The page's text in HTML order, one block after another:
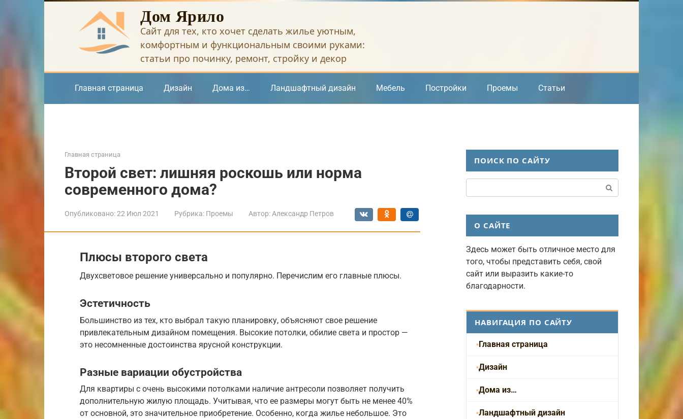
Дом Ярило
Сайт для тех, кто хочет сделать жилье уютным,
комфортным и функциональным своими руками:
статьи про починку, ремонт, стройку и декор
Главная страница Дизайн Дома из… Ландшафтный дизайн Мебель Постройки Проемы Статьи
Главная страница
Второй свет: лишняя роскошь или норма
современного дома?
Опубликовано:22 Июл 2021 Рубрика: Проемы Автор: Александр Петров
Плюсы второго света
Двухсветовое решение универсально и популярно. Перечислим его главные плюсы.
Эстетичность
Большинство из тех, кто выбрал такую планировку, объясняют свое решение
привлекательным дизайном помещения. Высокие потолки, обилие света и простор —
это несомненные достоинства ярусной конструкции.
Разные вариации обустройства
Для квартиры с очень высокими потолками наличие антресоли позволяет получить
дополнительную жилую площадь. Учитывая, что ее размеры могут быть не менее 40%
от основной, это значительное приобретение. Особенно, когда жилье небольшое. Это
ПОИСК ПО САЙТУ
О САЙТЕ
Здесь может быть отличное место для
того, чтобы представить себя, свой
сайт или выразить какие-то
благодарности.
НАВИГАЦИЯ ПО САЙТУ
Главная страница
Дизайн
Дома из…
Ландшафтный дизайн